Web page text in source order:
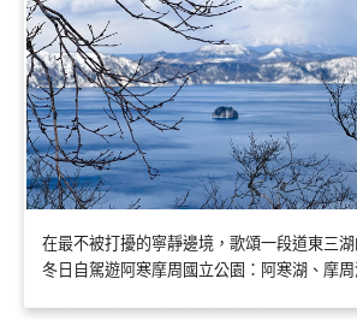
在最不被打擾的寧靜邊境，歌頌一段道東三
冬日自駕遊阿寒摩周國立公園：阿寒湖、摩